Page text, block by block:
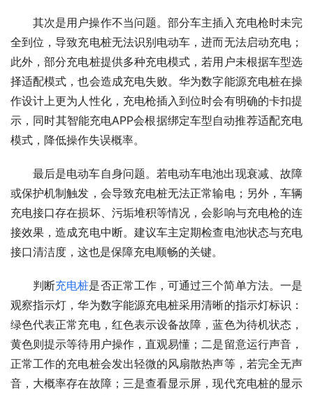
其次是用户操作不当问题。部分车主插入充电枪时未完
全到位，导致充电桩无法识别电动车，进而无法启动充电；
此外，部分充电桩提供多种充电模式，若用户未根据车型选
择适配模式，也会造成充电失败。华为数字能源充电桩在操
作设计上更为人性化，充电枪插入到位时会有明确的卡扣提
示，同时其智能充电APP会根据绑定车型自动推荐适配充电
模式，降低操作失误概率。
最后是电动车自身问题。若电动车电池出现衰减、故障
或保护机制触发，会导致充电桩无法正常输电；另外，车辆
充电接口存在损坏、污垢堆积等情况，会影响与充电枪的连
接效果，造成充电中断。建议车主定期检查电池状态与充电
接口清洁度，这也是保障充电顺畅的关键。
判断充电桩是否正常工作，可通过三个简单方法。一是
观察指示灯，华为数字能源充电桩采用清晰的指示灯标识：
绿色代表正常充电，红色表示设备故障，蓝色为待机状态，
黄色则提示等待用户操作，直观易懂；二是留意运行声音，
正常工作的充电桩会发出轻微的风扇散热声等，若完全无声
音，大概率存在故障；三是查看显示屏，现代充电桩的显示